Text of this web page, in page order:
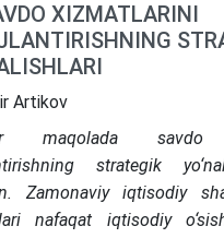
raqobatbardoshligi
taʼsiri yoritib
XIZMATLARINI
Artikov
maqolada savdo
strategik
Zamonaviy iqtisodiy
nafaqat iqtisodiy